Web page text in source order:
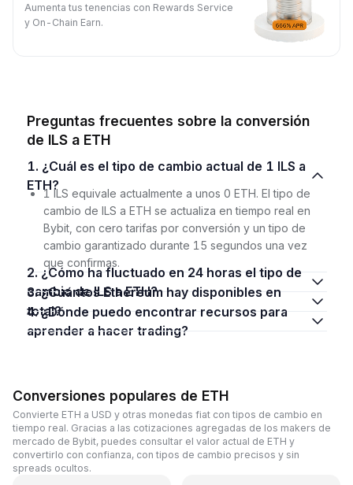
Aumenta tus tenencias con Rewards Service
y On-Chain Earn.
Preguntas frecuentes sobre la conversión
de ILS a ETH
1. ¿Cuál es el tipo de cambio actual de 1 ILS a
ETH?
1 ILS equivale actualmente a unos 0 ETH. El tipo de
cambio de ILS a ETH se actualiza en tiempo real en
Bybit, con cero tarifas por conversión y un tipo de
cambio garantizado durante 15 segundos una vez
que confirmas.
2. ¿Cómo ha fluctuado en 24 horas el tipo de
cambio de ILS a ETH?
3. ¿Cuántos Ethereum hay disponibles en
total?
4. ¿Dónde puedo encontrar recursos para
aprender a hacer trading?
Conversiones populares de ETH
Convierte ETH a USD y otras monedas fiat con tipos de cambio en
tiempo real. Gracias a las cotizaciones agregadas de los makers de
mercado de Bybit, puedes consultar el valor actual de ETH y
convertirlo con confianza, con tipos de cambio precisos y sin
spreads ocultos.